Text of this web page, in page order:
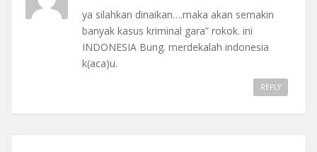
ya silahkan dinaikan….maka akan semakin
banyak kasus kriminal gara” rokok. ini
INDONESIA Bung. merdekalah indonesia
k(aca)u.
REPLY